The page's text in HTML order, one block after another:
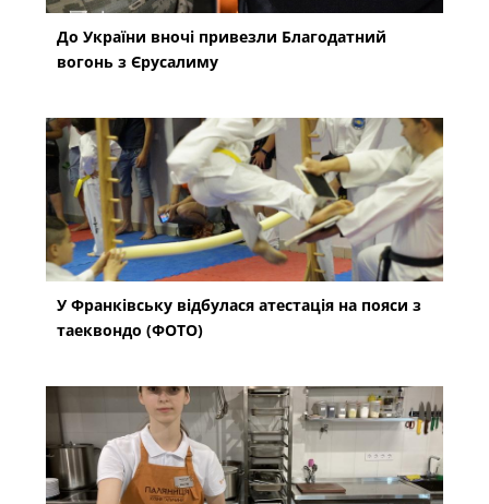
До України вночі привезли Благодатний
вогонь з Єрусалиму
У Франківську відбулася атестація на пояси з
таеквондо (ФОТО)